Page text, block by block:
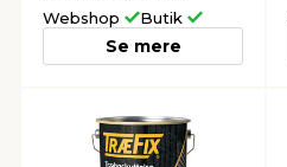
Webshop Butik
Se mere